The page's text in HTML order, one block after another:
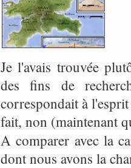
Je l'avais trouvée
des fins de
correspondait à
fait, non (maintenant
A comparer avec la
dont nous avons la